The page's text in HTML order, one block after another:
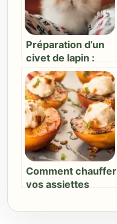
Préparation d’un
civet de lapin :
technique et
astuces
Comment chauffer
vos assiettes